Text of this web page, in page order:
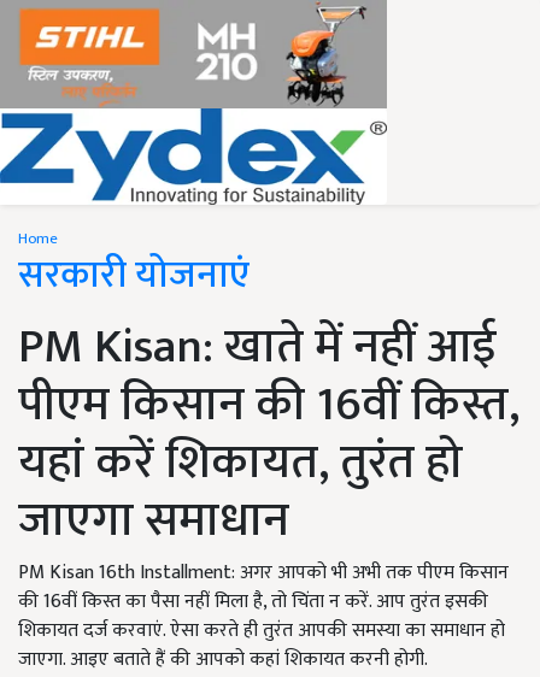
Home
सरकारी योजनाएं
PM Kisan: खाते में नहीं आई
पीएम किसान की 16वीं किस्त,
यहां करें शिकायत, तुरंत हो
जाएगा समाधान
PM Kisan 16th Installment: अगर आपको भी अभी तक पीएम किसान
की 16वीं किस्त का पैसा नहीं मिला है, तो चिंता न करें. आप तुरंत इसकी
शिकायत दर्ज करवाएं. ऐसा करते ही तुरंत आपकी समस्या का समाधान हो
जाएगा. आइए बताते हैं की आपको कहां शिकायत करनी होगी.